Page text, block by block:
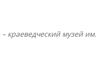
краеведческий музей им.